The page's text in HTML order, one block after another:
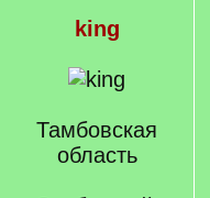
king
Тамбовская
область